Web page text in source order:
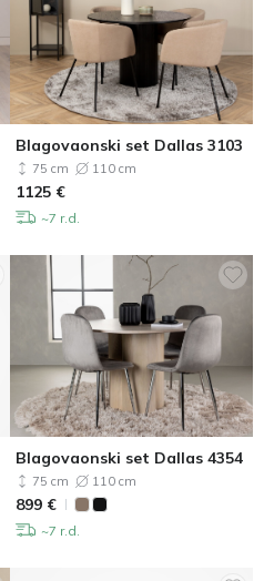
Blagovaonski set Dallas 3103
75 cm 110 cm
1125 €
~7 r.d.
Blagovaonski set Dallas 4354
75 cm 110 cm
899 €
~7 r.d.